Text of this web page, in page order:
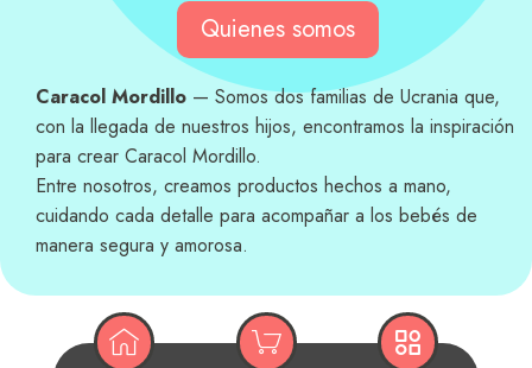
Quienes somos
Caracol Mordillo — Somos dos familias de Ucrania que,
con la llegada de nuestros hijos, encontramos la inspiración
para crear Caracol Mordillo.
Entre nosotros, creamos productos hechos a mano,
cuidando cada detalle para acompañar a los bebés de
manera segura y amorosa.